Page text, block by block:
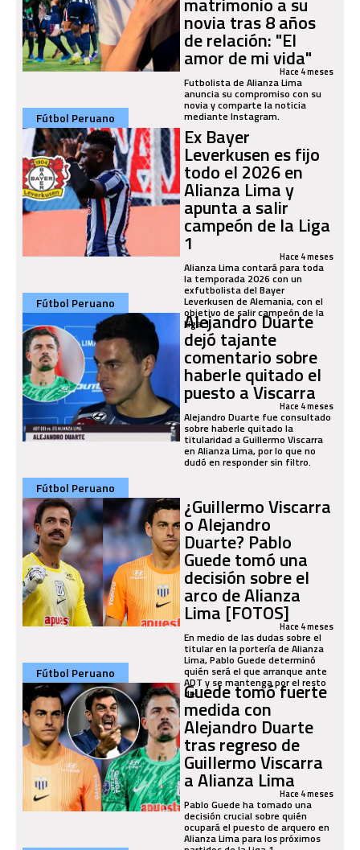
novia tras 8 años
de relación: "El
amor de mi vida"
Hace 4 meses
Futbolista de Alianza Lima
anuncia su compromiso con su
novia y comparte la noticia
mediante Instagram.
Fútbol Peruano
Ex Bayer
Leverkusen es fijo
todo el 2026 en
Alianza Lima y
apunta a salir
campeón de la Liga
1 Hace 4 meses
Alianza Lima contará para toda
la temporada 2026 con un
exfutbolista del Bayer
Leverkusen de Alemania, con el
objetivo de salir campeón de la
Liga 1.
Fútbol Peruano
Alejandro Duarte
dejó tajante
comentario sobre
haberle quitado el
puesto a Viscarra
Hace 4 meses
Alejandro Duarte fue consultado
sobre haberle quitado la
titularidad a Guillermo Viscarra
en Alianza Lima, por lo que no
dudó en responder sin filtro.
Fútbol Peruano
¿Guillermo Viscarra
o Alejandro
Duarte? Pablo
Guede tomó una
decisión sobre el
arco de Alianza
Lima [FOTOS]Hace 4 meses
En medio de las dudas sobre el
titular en la portería de Alianza
Lima, Pablo Guede determinó
quién será el que arranque ante
ADT y se mantenga por el resto
de...
Fútbol Peruano
Guede tomó fuerte
medida con
Alejandro Duarte
tras regreso de
Guillermo Viscarra
a Alianza LimaHace 4 meses
Pablo Guede ha tomado una
decisión crucial sobre quién
ocupará el puesto de arquero en
Alianza Lima para los próximos